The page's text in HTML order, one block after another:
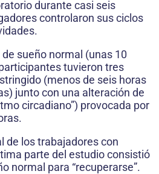
durante casi seis
controlaron sus ciclos
sueño normal (unas 10
tuvieron tres
(menos de seis horas
junto con una alteración de
circadiano”) provocada por
de los trabajadores con
parte del estudio consistió
normal para “recuperarse”.